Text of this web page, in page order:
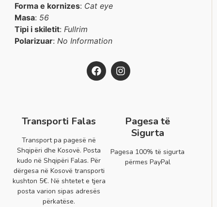
Forma e kornizes: Cat eye
Masa: 56
Tipi i skiletit: Fullrim
Polarizuar: No Information
Transporti Falas
Transport pa pagesë në
Shqipëri dhe Kosovë. Posta
kudo në Shqipëri Falas. Për
dërgesa në Kosovë transporti
kushton 5€. Në shtetet e tjera
posta varion sipas adresës
përkatëse.
Pagesa të
Sigurta
Pagesa 100% të sigurta
përmes PayPal